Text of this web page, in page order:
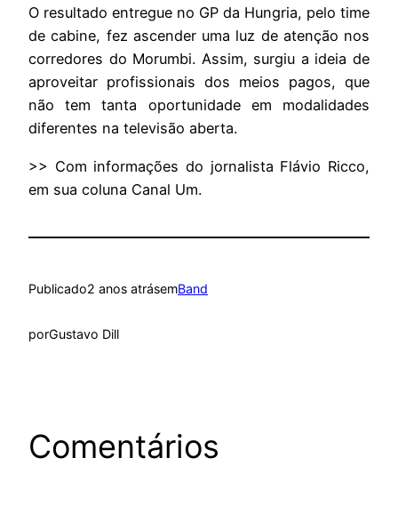
O resultado entregue no GP da Hungria, pelo time
de cabine, fez ascender uma luz de atenção nos
corredores do Morumbi. Assim, surgiu a ideia de
aproveitar profissionais dos meios pagos, que
não tem tanta oportunidade em modalidades
diferentes na televisão aberta.
>> Com informações do jornalista Flávio Ricco,
em sua coluna Canal Um.
Publicado2 anos atrásemBand
porGustavo Dill
Comentários